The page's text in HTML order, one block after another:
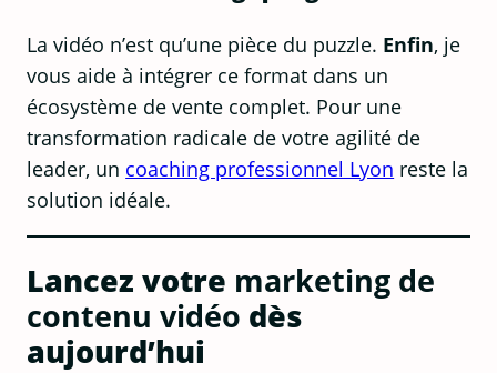
La vidéo n’est qu’une pièce du puzzle. Enfin, je
vous aide à intégrer ce format dans un
écosystème de vente complet. Pour une
transformation radicale de votre agilité de
leader, un coaching professionnel Lyon reste la
solution idéale.
Lancez votre marketing de
contenu vidéo dès
aujourd’hui